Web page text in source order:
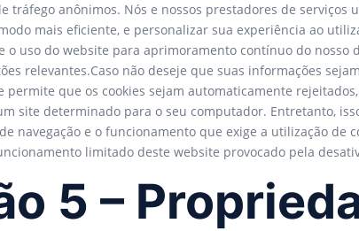
tráfego anônimos. Nós e nossos prestadores de
mais eficiente, e personalizar sua experiência ao
o uso do website para aprimoramento contínuo do
relevantes.Caso não deseje que suas informações
permite que os cookies sejam automaticamente
site determinado para o seu computador. Entretanto,
navegação e o funcionamento que exige a utilização
limitado deste website provocado pela
5 –